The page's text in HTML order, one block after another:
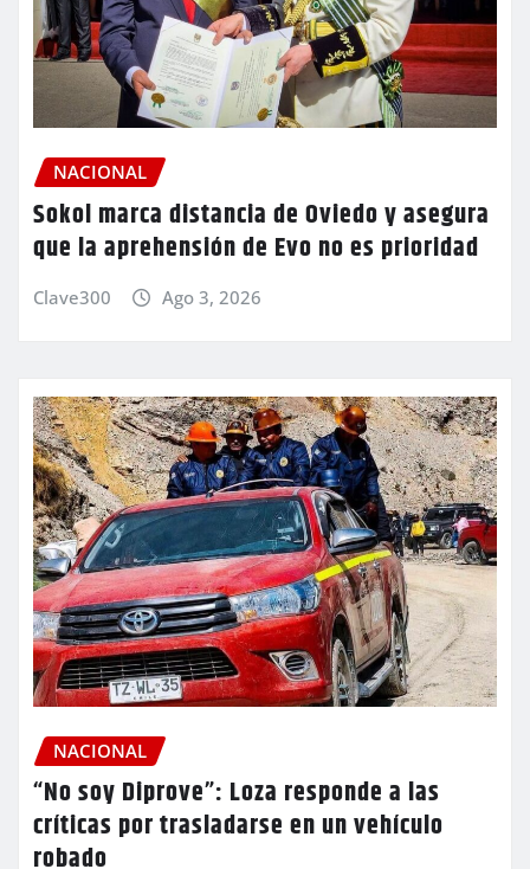
NACIONAL
Sokol marca distancia de Oviedo y asegura
que la aprehensión de Evo no es prioridad
Clave300 Ago 3, 2026
NACIONAL
“No soy Diprove”: Loza responde a las
críticas por trasladarse en un vehículo
robado